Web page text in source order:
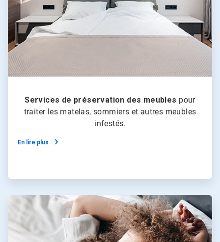
Services de préservation des meubles​​​​​​​ pour
traiter les matelas, sommiers et autres meubles
infestés.
En lire plus
ArticleTile
3
de
4